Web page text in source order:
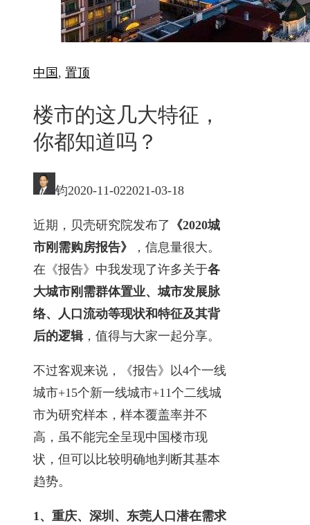
中国 , 置顶
楼市的这几大特征，
你都知道吗？
钧2020-11-022021-03-18
近期，贝壳研究院发布了 《2020城
市刚需购房报告》
，信息量很大。
在《报告》中我发现了许多关于各
大城市刚需群体置业、城市发展脉
络、人口流动等现状和特征及其背
后的逻辑，值得与大家一起分享。
不过客观来说，《报告》以4个一线
城市+15个新一线城市+11个二线城
市为研究样本，样本覆盖率并不
高，虽不能完全呈现中国楼市现
状，但可以比较明确地判断其基本
趋势。
1、重庆、深圳、东莞人口潜在需求